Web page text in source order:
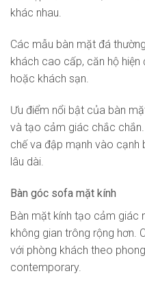
khác nhau.
Các mẫu bàn mặt đá
khách cao cấp, căn hộ
hoặc khách sạn.
Ưu điểm nổi bật của bàn
và tạo cảm giác chắc chắn.
chế va đập mạnh vào cạnh
lâu dài.
Bàn góc sofa mặt kính
Bàn mặt kính tạo cảm giác
không gian trông rộng hơn.
với phòng khách theo
contemporary.